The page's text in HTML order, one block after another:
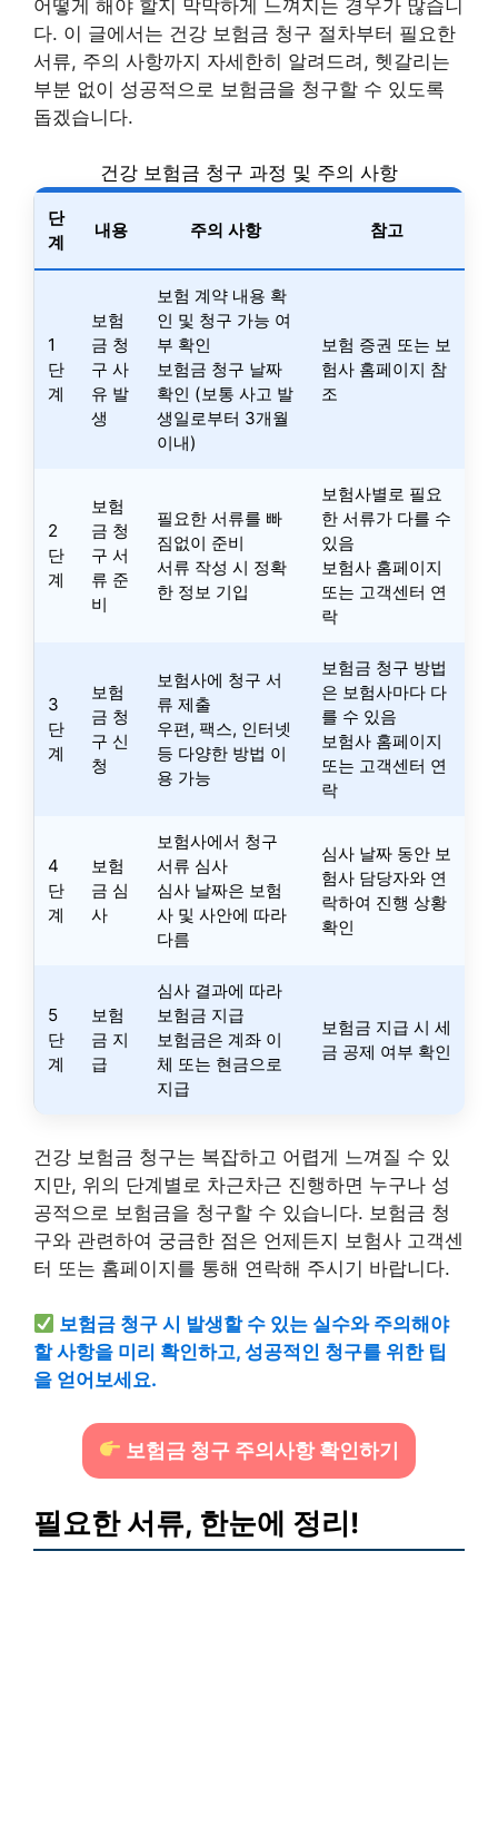
어떻게 해야 할지 막막하게 느껴지는 경우가 많습니
다. 이 글에서는 건강 보험금 청구 절차부터 필요한
서류, 주의 사항까지 자세한히 알려드려, 헷갈리는
부분 없이 성공적으로 보험금을 청구할 수 있도록
돕겠습니다.
건강 보험금 청구 과정 및 주의 사항
단
계
내용 주의 사항 참고
1
단
계
보험
금 청
구 사
유 발
생
보험 계약 내용 확
인 및 청구 가능 여
부 확인
보험금 청구 날짜
확인 (보통 사고 발
생일로부터 3개월
이내)
보험 증권 또는 보
험사 홈페이지 참
조
2
단
계
보험
금 청
구 서
류 준
비
필요한 서류를 빠
짐없이 준비
서류 작성 시 정확
한 정보 기입
보험사별로 필요
한 서류가 다를 수
있음
보험사 홈페이지
또는 고객센터 연
락
3
단
계
보험
금 청
구 신
청
보험사에 청구 서
류 제출
우편, 팩스, 인터넷
등 다양한 방법 이
용 가능
보험금 청구 방법
은 보험사마다 다
를 수 있음
보험사 홈페이지
또는 고객센터 연
락
4
단
계
보험
금 심
사
보험사에서 청구
서류 심사
심사 날짜은 보험
사 및 사안에 따라
다름
심사 날짜 동안 보
험사 담당자와 연
락하여 진행 상황
확인
5
단
계
보험
금 지
급
심사 결과에 따라
보험금 지급
보험금은 계좌 이
체 또는 현금으로
지급
보험금 지급 시 세
금 공제 여부 확인
건강 보험금 청구는 복잡하고 어렵게 느껴질 수 있
지만, 위의 단계별로 차근차근 진행하면 누구나 성
공적으로 보험금을 청구할 수 있습니다. 보험금 청
구와 관련하여 궁금한 점은 언제든지 보험사 고객센
터 또는 홈페이지를 통해 연락해 주시기 바랍니다.
보험금 청구 시 발생할 수 있는 실수와 주의해야
할 사항을 미리 확인하고, 성공적인 청구를 위한 팁
을 얻어보세요.
보험금 청구 주의사항 확인하기
필요한 서류, 한눈에 정리!